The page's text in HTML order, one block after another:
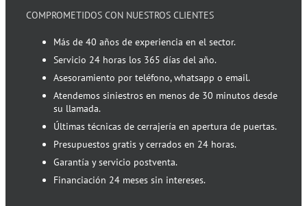
COMPROMETIDOS CON NUESTROS CLIENTES
Más de 40 años de experiencia en el sector.
Servicio 24 horas los 365 días del año.
Asesoramiento por teléfono, whatsapp o email.
Atendemos siniestros en menos de 30 minutos desde
su llamada.
Últimas técnicas de cerrajería en apertura de puertas.
Presupuestos gratis y cerrados en 24 horas.
Garantía y servicio postventa.
Financiación 24 meses sin intereses.